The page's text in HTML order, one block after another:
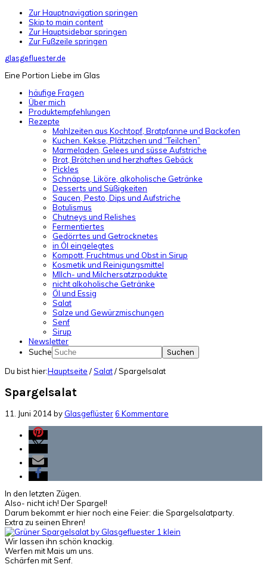
Zur Hauptnavigation springen
Skip to main content
Zur Hauptsidebar springen
Zur Fußzeile springen
glasgefluester.de
Eine Portion Liebe im Glas
häufige Fragen
Über mich
Produktempfehlungen
Rezepte
Mahlzeiten aus Kochtopf, Bratpfanne und Backofen
Kuchen. Kekse, Plätzchen und “Teilchen”
Marmeladen, Gelees und süsse Aufstriche
Brot, Brötchen und herzhaftes Gebäck
Pickles
Schnäpse, Liköre, alkoholische Getränke
Desserts und Süßigkeiten
Saucen, Pesto, Dips und Aufstriche
Botulismus
Chutneys und Relishes
Fermentiertes
Gedörrtes und Getrocknetes
in Öl eingelegtes
Kompott, Fruchtmus und Obst in Sirup
Kosmetik und Reinigungsmittel
MIlch- und Milchersatzrpodukte
nicht alkoholische Getränke
Öl und Essig
Salat
Salze und Gewürzmischungen
Senf
Sirup
Newsletter
Suche
Du bist hier:Hauptseite /Salat/Spargelsalat
Spargelsalat
11. Juni 2014by Glasgeflüster6 Kommentare
In den letzten Zügen.
Also- nicht ich! Der Spargel!
Darum bekommt er hier noch eine Feier: die Spargelsalatparty.
Extra zu seinen Ehren!
Wir lassen ihn schön knackig.
Werfen mit Mais um uns.
Schärfen mit Senf.